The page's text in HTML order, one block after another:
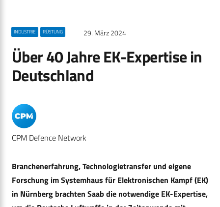
INDUSTRIE RÜSTUNG 29. März 2024
Über 40 Jahre EK-Expertise in
Deutschland
CPM Defence Network
Branchenerfahrung, Technologietransfer und eigene
Forschung im Systemhaus für Elektronischen Kampf (EK)
in Nürnberg brachten Saab die notwendige EK-Expertise,